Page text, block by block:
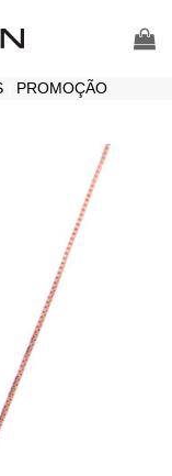
| PROMOÇÃO